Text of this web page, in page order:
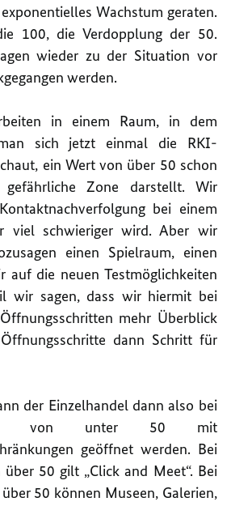
Wachstum geraten.
100, die Verdopplung der 50.
wieder zu der Situation vor
werden.
in einem Raum, in dem
sich jetzt einmal die RKI-
ein Wert von über 50 schon
Zone darstellt. Wir
bei einem
viel schwieriger wird. Aber wir
einen Spielraum, einen
auf die neuen Testmöglichkeiten
wir sagen, dass wir hiermit bei
mehr Überblick
dann Schritt für
der Einzelhandel dann also bei
von unter 50 mit
geöffnet werden. Bei
50 gilt „Click and Meet“. Bei
50 können Museen, Galerien,